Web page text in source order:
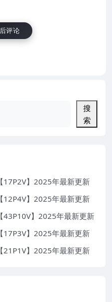
评论
搜
索
17P2V】2025年最新更新
12P4V】2025年最新更新
43P10V】2025年最新更新
17P3V】2025年最新更新
21P1V】2025年最新更新